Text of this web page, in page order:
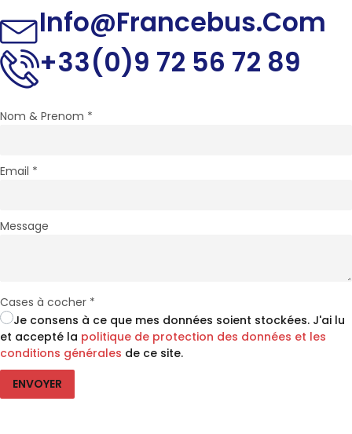
Info@francebus.com
+33(0)9 72 56 72 89
Nom & Prenom *
Email *
Message
Cases à cocher *
Je consens à ce que mes données soient stockées. J'ai lu
et accepté la politique de protection des données et les
conditions générales de ce site.
ENVOYER